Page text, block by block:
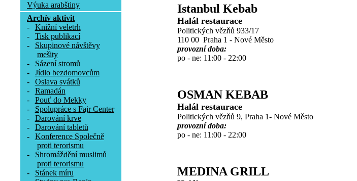
Výuka arabštiny
Archív aktivit
-
Knižní veletrh
-
Tisk publikací
-
Skupinové návštěvy
mešity
-
Sázení stromů
-
Jídlo bezdomovcům
-
Oslava svátků
-
Ramadán
-
Pouť do Mekky
-
Spolupráce s Fajr Center
-
Darování krve
-
Darování tabletů
-
Konference Společně
proti terorismu
-
Shromáždění muslimů
proti terorismu
-
Stánek míru
Istanbul Kebab
Halál restaurace
Politických vězňů 933/17
110 00 Praha 1 - Nové Město
provozní doba:
po - ne: 11:00 - 22:00
OSMAN KEBAB
Halál restaurace
Politických vězňů 9, Praha 1- Nové Město
provozní doba:
po - ne: 11:00 - 22:00
MEDINA GRILL